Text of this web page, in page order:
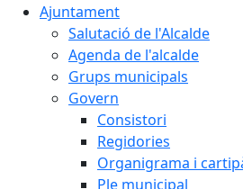
Ajuntament
Salutació de l'Alcalde
Agenda de l'alcalde
Grups municipals
Govern
Consistori
Regidories
Organigrama i
Ple municipal